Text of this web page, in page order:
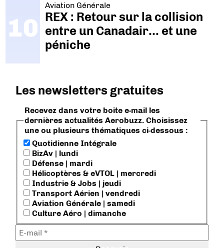
Aviation Générale
REX : Retour sur la collision
entre un Canadair… et une
péniche
Les newsletters gratuites
Recevez dans votre boite e-mail les
dernières actualités Aerobuzz. Choisissez
une ou plusieurs thématiques ci-dessous :
Quotidienne Intégrale
BizAv | lundi
Défense | mardi
Hélicoptères & eVTOL | mercredi
Industrie & Jobs | jeudi
Transport Aérien | vendredi
Aviation Générale | samedi
Culture Aéro | dimanche